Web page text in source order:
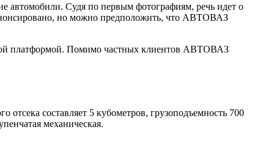
автомобили. Судя по первым фотографиям, речь идет о
но можно предположить, что АВТОВАЗ
платформой. Помимо частных клиентов АВТОВАЗ
составляет 5 кубометров, грузоподъемность 700
механическая.